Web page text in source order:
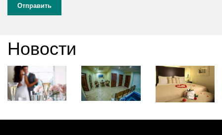
Отправить
Новости